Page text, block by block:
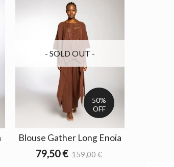
50%
OFF
- SOLD OUT -
Blouse Gather Long Enoia
79,50 € 159,00 €